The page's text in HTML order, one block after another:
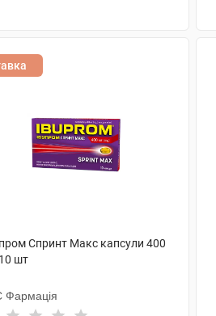
Спринт Макс капсули 400
шт